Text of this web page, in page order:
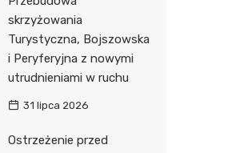
Zwierzęta
Sklepy specjalistyczne
Sieci handlowe
Usługi
skrzyżowania
Turystyczna, Bojszowska
i Peryferyjna z nowymi
utrudnieniami w ruchu
31 lipca 2026
Ostrzeżenie przed